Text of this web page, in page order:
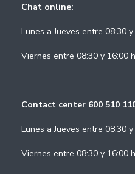
Chat online:
Lunes a Jueves entre 08:30
Viernes entre 08:30 y 16:00
Contact center 600 510
Lunes a Jueves entre 08:30
Viernes entre 08:30 y 16:00